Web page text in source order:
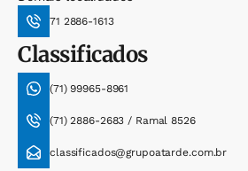
71 2886-1613
Classificados
(71) 99965-8961
(71) 2886-2683 / Ramal 8526
classificados@grupoatarde.com.br